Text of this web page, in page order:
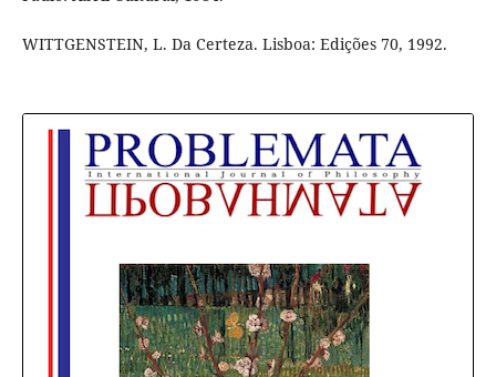
WITTGENSTEIN, L. Da Certeza. Lisboa: Edições 70, 1992.